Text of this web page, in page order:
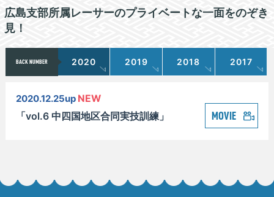
広島支部所属レーサーのプライベートな一面をのぞき
見！
BACK NUMBER 2020 2019 2018 2017
2020.12.25up NEW
「vol.6 中四国地区合同実技訓練」 MOVIE